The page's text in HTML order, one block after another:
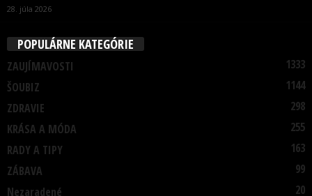
28. júla 2026
POPULÁRNE KATEGÓRIE
ZAUJÍMAVOSTI
1333
ŠOUBIZ
1144
ZDRAVIE
298
KRÁSA A MÓDA
255
RADY A TIPY
163
ZÁBAVA
99
Nezaradené
20